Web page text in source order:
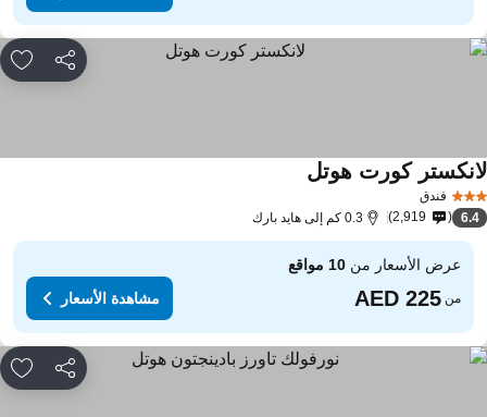
مشاركة
فندق
كورت هوتلمشاهدة الأسعار
6.4
2,919 0.3 كم إلى هايد بارك
عرض الأسعار من10 مواقع
من مشاهدة الأسعار
مشاركة